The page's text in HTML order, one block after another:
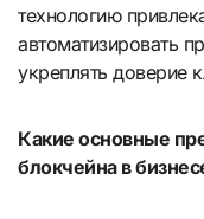
технологию
автоматизировать
укреплять доверие
Какие основные
блокчейна в